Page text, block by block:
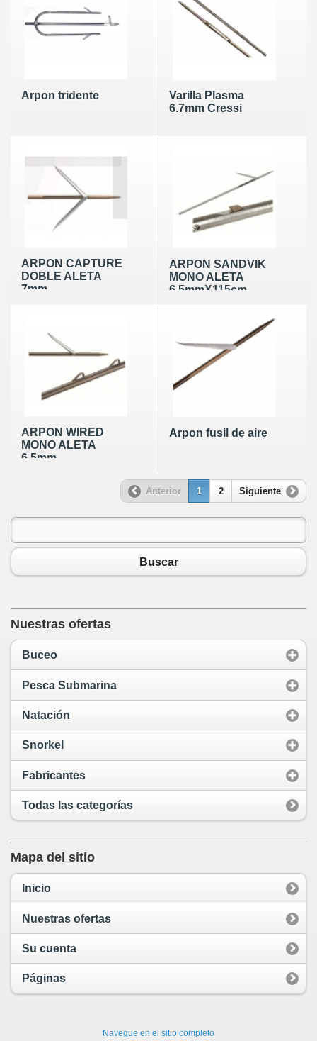
Arpon tridente
Varilla Plasma
6.7mm Cressi
ARPON CAPTURE
DOBLE ALETA
7mm
ARPON SANDVIK
MONO ALETA
6.5mmX115cm
ARPON WIRED
MONO ALETA
6.5mm
Arpon fusil de aire
Anterior 1 2 Siguiente
Buscar
Nuestras ofertas
Buceo
Pesca Submarina
Natación
Snorkel
Fabricantes
Todas las categorías
Mapa del sitio
Inicio
Nuestras ofertas
Su cuenta
Páginas
Navegue en el sitio completo